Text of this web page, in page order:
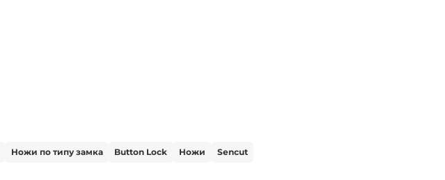
Ножи по типу замка Button Lock Ножи Sencut